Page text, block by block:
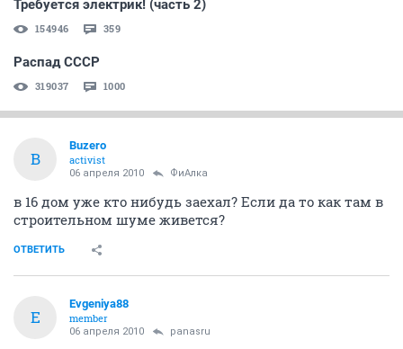
Требуется электрик! (часть 2)
154946 359
Распад СССР
319037 1000
B
Buzero
activist
06 апреля 2010 ФиАлка
в 16 дом уже кто нибудь заехал? Если да то как там в
строительном шуме живется?
ОТВЕТИТЬ
E
Evgeniya88
member
06 апреля 2010 panasru